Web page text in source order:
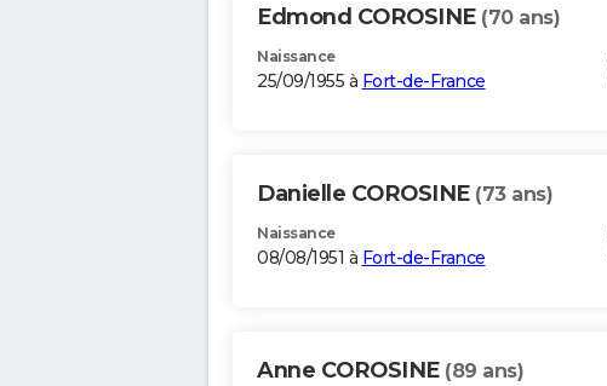
Edmond COROSINE (70 ans)
Naissance
25/09/1955 à Fort-de-France
Danielle COROSINE (73 ans)
Naissance
08/08/1951 à Fort-de-France
Anne COROSINE (89 ans)